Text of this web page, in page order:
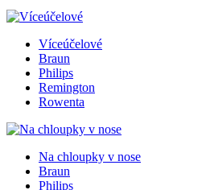
Víceúčelové
Braun
Philips
Remington
Rowenta
Na chloupky v nose
Braun
Philips